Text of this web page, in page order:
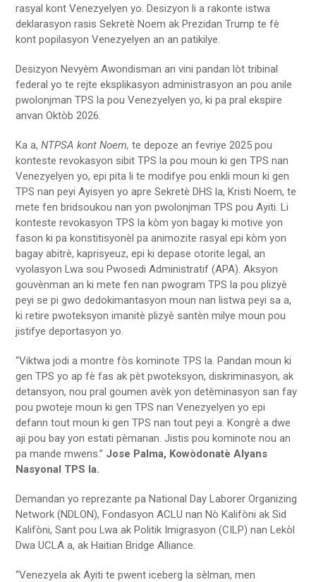
rasyal kont Venezyelyen yo. Desizyon li a rakonte istwa
deklarasyon rasis Sekretè Noem ak Prezidan Trump te fè
kont popilasyon Venezyelyen an an patikilye.
Desizyon Nevyèm Awondisman an vini pandan lòt tribinal
federal yo te rejte eksplikasyon administrasyon an pou anile
pwolonjman TPS la pou Venezyelyen yo, ki pa pral ekspire
anvan Oktòb 2026.
Ka a, NTPSA kont Noem, te depoze an fevriye 2025 pou
konteste revokasyon sibit TPS la pou moun ki gen TPS nan
Venezyelyen yo, epi pita li te modifye pou enkli moun ki gen
TPS nan peyi Ayisyen yo apre Sekretè DHS la, Kristi Noem, te
mete fen bridsoukou nan yon pwolonjman TPS pou Ayiti. Li
konteste revokasyon TPS la kòm yon bagay ki motive yon
fason ki pa konstitisyonèl pa animozite rasyal epi kòm yon
bagay abitrè, kaprisyeuz, epi ki depase otorite legal, an
vyolasyon Lwa sou Pwosedi Administratif (APA). Aksyon
gouvènman an ki mete fen nan pwogram TPS la pou plizyè
peyi se pi gwo dedokimantasyon moun nan listwa peyi sa a,
ki retire pwoteksyon imanitè plizyè santèn milye moun pou
jistifye deportasyon yo.
“Viktwa jodi a montre fòs kominote TPS la. Pandan moun ki
gen TPS yo ap fè fas ak pèt pwoteksyon, diskriminasyon, ak
detansyon, nou pral goumen avèk yon detèminasyon san fay
pou pwoteje moun ki gen TPS nan Venezyelyen yo epi
defann tout moun ki gen TPS nan tout peyi a. Kongrè a dwe
aji pou bay yon estati pèmanan. Jistis pou kominote nou an
pa mande mwens.” Jose Palma, Kowòdonatè Alyans
Nasyonal TPS la.
Demandan yo reprezante pa National Day Laborer Organizing
Network (NDLON), Fondasyon ACLU nan Nò Kalifòni ak Sid
Kalifòni, Sant pou Lwa ak Politik Imigrasyon (CILP) nan Lekòl
Dwa UCLA a, ak Haitian Bridge Alliance.
“Venezyela ak Ayiti te pwent iceberg la sèlman, men